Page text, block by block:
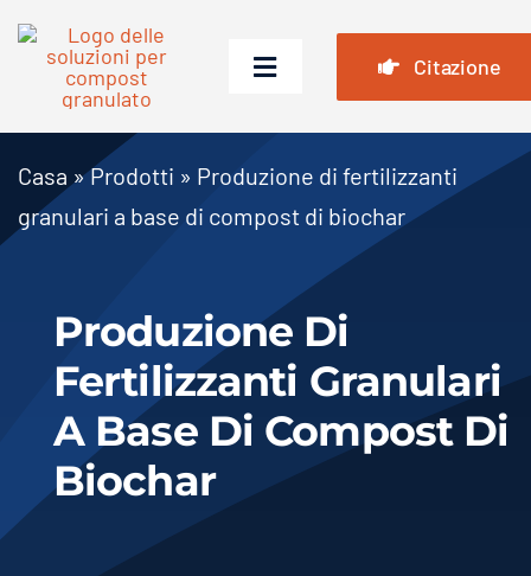
contenuto
Attiva/disattiva
navigazione
Prodotti
Domande frequenti
Notizia
Chi siamo
Contattaci
Citazione
Casa »Prodotti » Produzione di fertilizzanti
granulari a base di compost di biochar
Produzione Di
Fertilizzanti Granulari
A Base Di Compost Di
Biochar